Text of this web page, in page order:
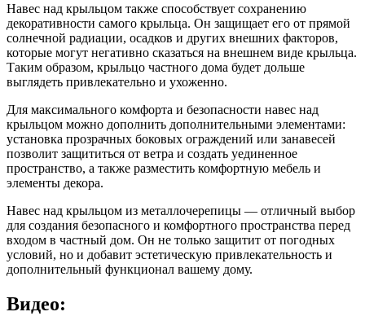
Навес над крыльцом также способствует сохранению
декоративности самого крыльца. Он защищает его от прямой
солнечной радиации, осадков и других внешних факторов,
которые могут негативно сказаться на внешнем виде крыльца.
Таким образом, крыльцо частного дома будет дольше
выглядеть привлекательно и ухоженно.
Для максимального комфорта и безопасности навес над
крыльцом можно дополнить дополнительными элементами:
установка прозрачных боковых ограждений или занавесей
позволит защититься от ветра и создать уединенное
пространство, а также разместить комфортную мебель и
элементы декора.
Навес над крыльцом из металлочерепицы — отличный выбор
для создания безопасного и комфортного пространства перед
входом в частный дом. Он не только защитит от погодных
условий, но и добавит эстетическую привлекательность и
дополнительный функционал вашему дому.
Видео: